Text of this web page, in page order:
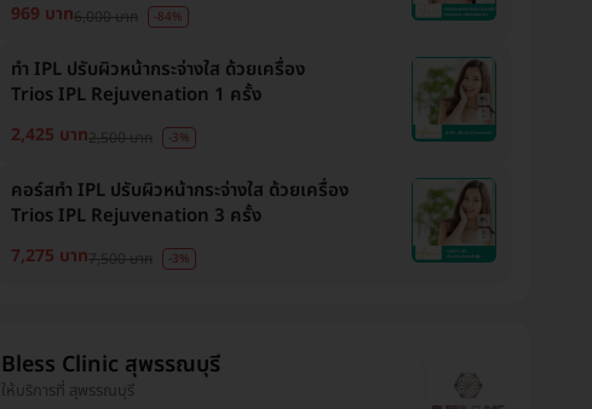
969 บาท6,000 บาท -84%
ทำ IPL ปรับผิวหน้ากระจ่างใส ด้วยเครื่อง
Trios IPL Rejuvenation 1 ครั้ง
2,425 บาท2,500 บาท -3%
คอร์สทำ IPL ปรับผิวหน้ากระจ่างใส ด้วยเครื่อง
Trios IPL Rejuvenation 3 ครั้ง
7,275 บาท7,500 บาท -3%
Bless Clinic สุพรรณบุรี
ให้บริการที่ สุพรรณบุรี